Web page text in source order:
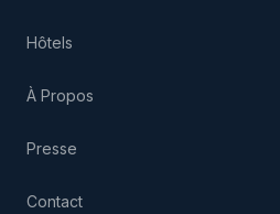
Hôtels
À Propos
Presse
Contact